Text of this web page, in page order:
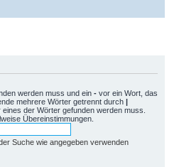
werden muss und ein - vor ein Wort, das
mehrere Wörter getrennt durch |
der Wörter gefunden werden muss.
Übereinstimmungen.
Suche wie angegeben verwenden